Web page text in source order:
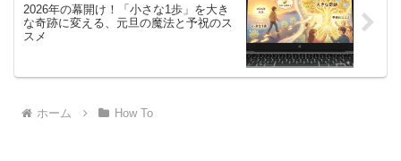
2026年の幕開け！「小さな1歩」を大き
な奇跡に変える、元旦の魔法と予祝のス
スメ
ホーム How To